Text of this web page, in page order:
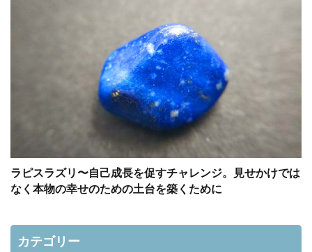
ラピスラズリ〜自己成長を促すチャレンジ。見せかけでは
なく本物の幸せのための土台を築くために
カテゴリー